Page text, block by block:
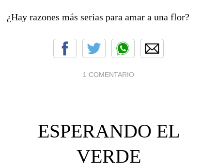
¿Hay razones más serias para amar a una flor?
1 COMENTARIO
ESPERANDO EL
VERDE